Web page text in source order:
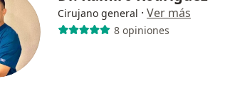
Cirujano general · Ver más
8 opiniones